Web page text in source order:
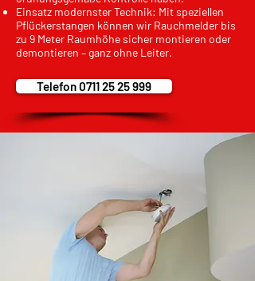
Einsatz modernster Technik: Mit speziellen
Pflückerstangen können wir Rauchmelder bis
zu 9 Meter Raumhöhe sicher montieren oder
demontieren – ganz ohne Leiter.
Telefon 0711 25 25 999